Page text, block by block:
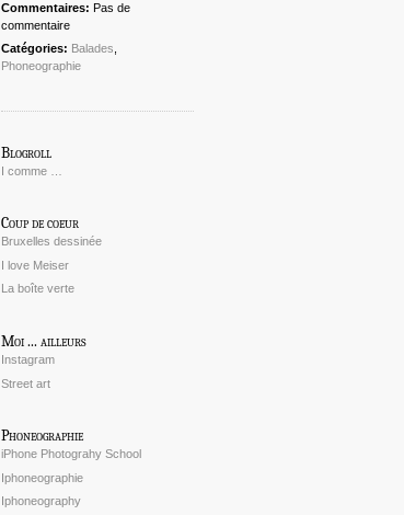
Commentaires: Pas de
commentaire
Catégories: Balades
Phoneographie
Blogroll
I comme …
Coup de coeur
Bruxelles dessinée
I love Meiser
La boîte verte
Moi ... ailleurs
Instagram
Street art
Phoneographie
iPhone Photograhy School
Iphoneographie
Iphoneography